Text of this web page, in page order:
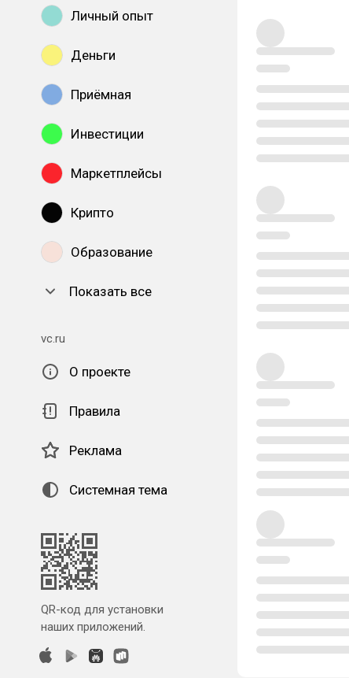
Личный опыт
Деньги
Приёмная
Инвестиции
Маркетплейсы
Крипто
Образование
Показать все
vc.ru
О проекте
Правила
Реклама
Системная тема
QR-код для установки
наших приложений.